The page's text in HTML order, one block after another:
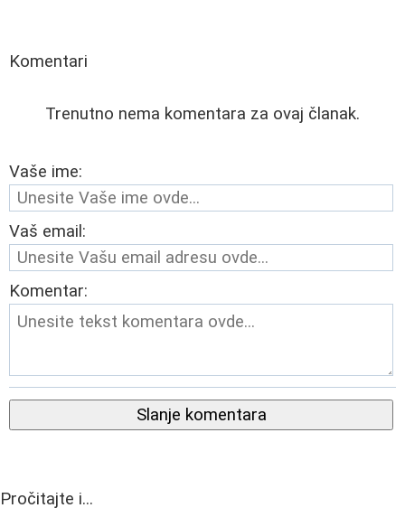
Komentari
Trenutno nema komentara za ovaj članak.
Vaše ime:
Vaš email:
Komentar:
Slanje komentara
Pročitajte i...